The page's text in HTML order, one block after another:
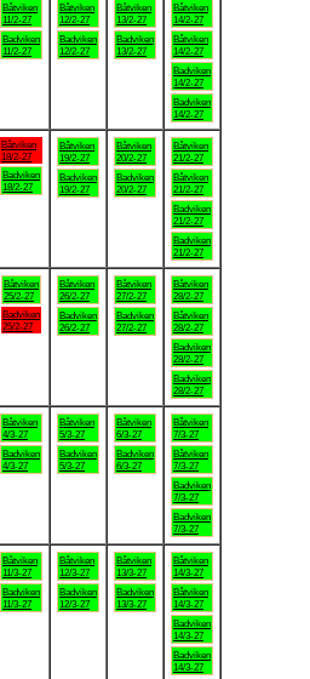
Båtviken
11/2-27
Badviken
11/2-27
Båtviken
12/2-27
Badviken
12/2-27
Båtviken
13/2-27
Badviken
13/2-27
Båtviken
14/2-27
Båtviken
14/2-27
Badviken
14/2-27
Badviken
14/2-27
Båtviken
18/2-27
Badviken
18/2-27
Båtviken
19/2-27
Badviken
19/2-27
Båtviken
20/2-27
Badviken
20/2-27
Båtviken
21/2-27
Båtviken
21/2-27
Badviken
21/2-27
Badviken
21/2-27
Båtviken
25/2-27
Badviken
25/2-27
Båtviken
26/2-27
Badviken
26/2-27
Båtviken
27/2-27
Badviken
27/2-27
Båtviken
28/2-27
Båtviken
28/2-27
Badviken
28/2-27
Badviken
28/2-27
Båtviken
4/3-27
Badviken
4/3-27
Båtviken
5/3-27
Badviken
5/3-27
Båtviken
6/3-27
Badviken
6/3-27
Båtviken
7/3-27
Båtviken
7/3-27
Badviken
7/3-27
Badviken
7/3-27
Båtviken
11/3-27
Badviken
11/3-27
Båtviken
12/3-27
Badviken
12/3-27
Båtviken
13/3-27
Badviken
13/3-27
Båtviken
14/3-27
Båtviken
14/3-27
Badviken
14/3-27
Badviken
14/3-27